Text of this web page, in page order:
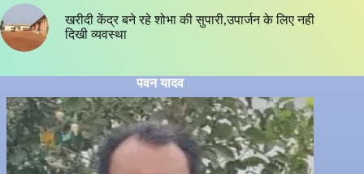
खरीदी केंद्र बने रहे शोभा की सुपारी,उपार्जन के लिए नही
दिखी व्यवस्था
पवन यादव